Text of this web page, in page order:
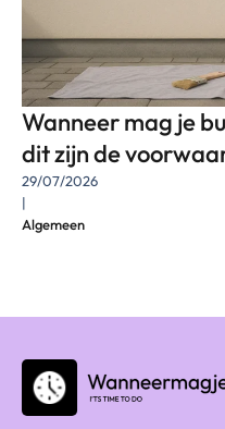
Wanneer mag je
dit zijn de
29/07/2026
|
Algemeen